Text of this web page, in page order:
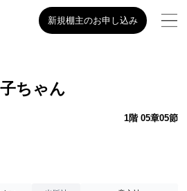
新規棚主のお申し込み
ちゃん
1階 05章05節